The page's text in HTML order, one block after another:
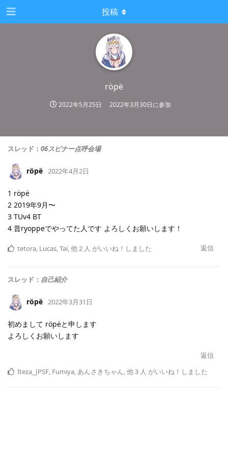
röpë
2022年5月25日 2022年3月30日に参加
投稿
スレッド： 06スピナー点呼会場
röpë 2022年4月2日
1 röpë
2 2019年9月〜
3 TUv4 BT
4 昔ryoppeでやってた人です よろしくお願いします！
返信
tetora, Lucas,Tai,他2 人 がいいね！しました
スレッド： 自己紹介
röpë 2022年3月31日
初めまして röpëと申します
よろしくお願いします
返信
Iteza_JPSF, Fumiya,あんさきちゃん,他3 人 がいいね！しました